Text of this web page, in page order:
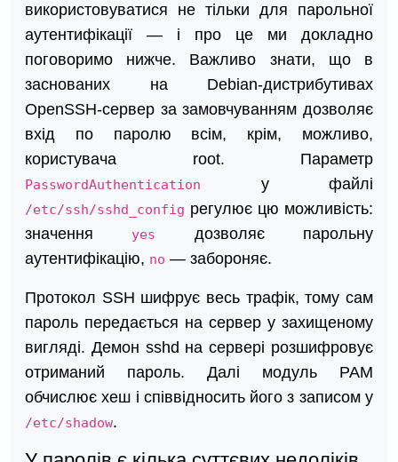
використовуватися не тільки для парольної
аутентифікації — і про це ми докладно
поговоримо нижче. Важливо знати, що в
заснованих на Debian-дистрибутивах
OpenSSH-сервер за замовчуванням дозволяє
вхід по паролю всім, крім, можливо,
користувача root. Параметр
PasswordAuthentication у файлі
/etc/ssh/sshd_config регулює цю можливість:
значення yes
дозволяє парольну
аутентифікацію, no — забороняє.
Протокол SSH шифрує весь трафік, тому сам
пароль передається на сервер у захищеному
вигляді. Демон sshd на сервері розшифровує
отриманий пароль. Далі модуль PAM
обчислює хеш і співвідносить його з записом у
/etc/shadow.